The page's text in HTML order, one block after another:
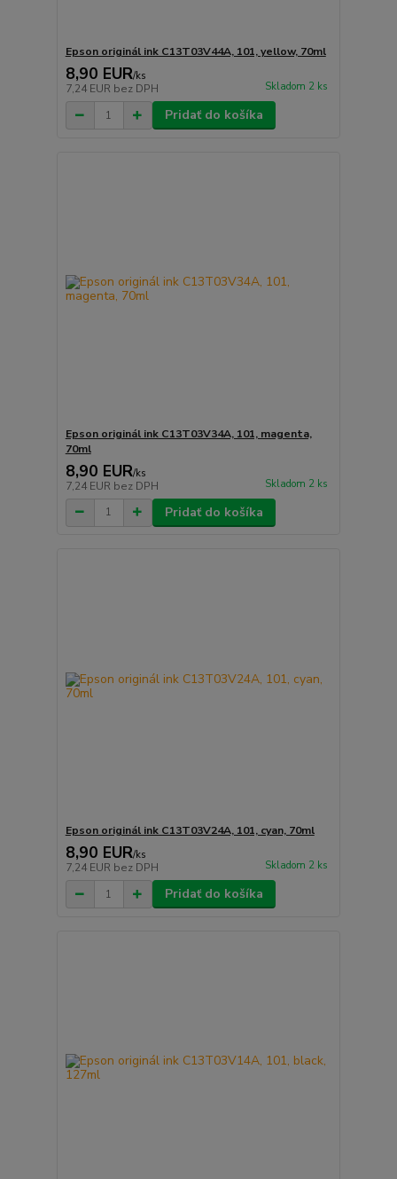
Epson originál ink C13T03V44A, 101, yellow, 70ml
8,90 EUR/ks
7,24 EUR bez DPH Skladom 2 ks
Pridať do košíka
Epson originál ink C13T03V34A, 101, magenta,
70ml
8,90 EUR/ks
7,24 EUR bez DPH Skladom 2 ks
Pridať do košíka
Epson originál ink C13T03V24A, 101, cyan, 70ml
8,90 EUR/ks
7,24 EUR bez DPH Skladom 2 ks
Pridať do košíka